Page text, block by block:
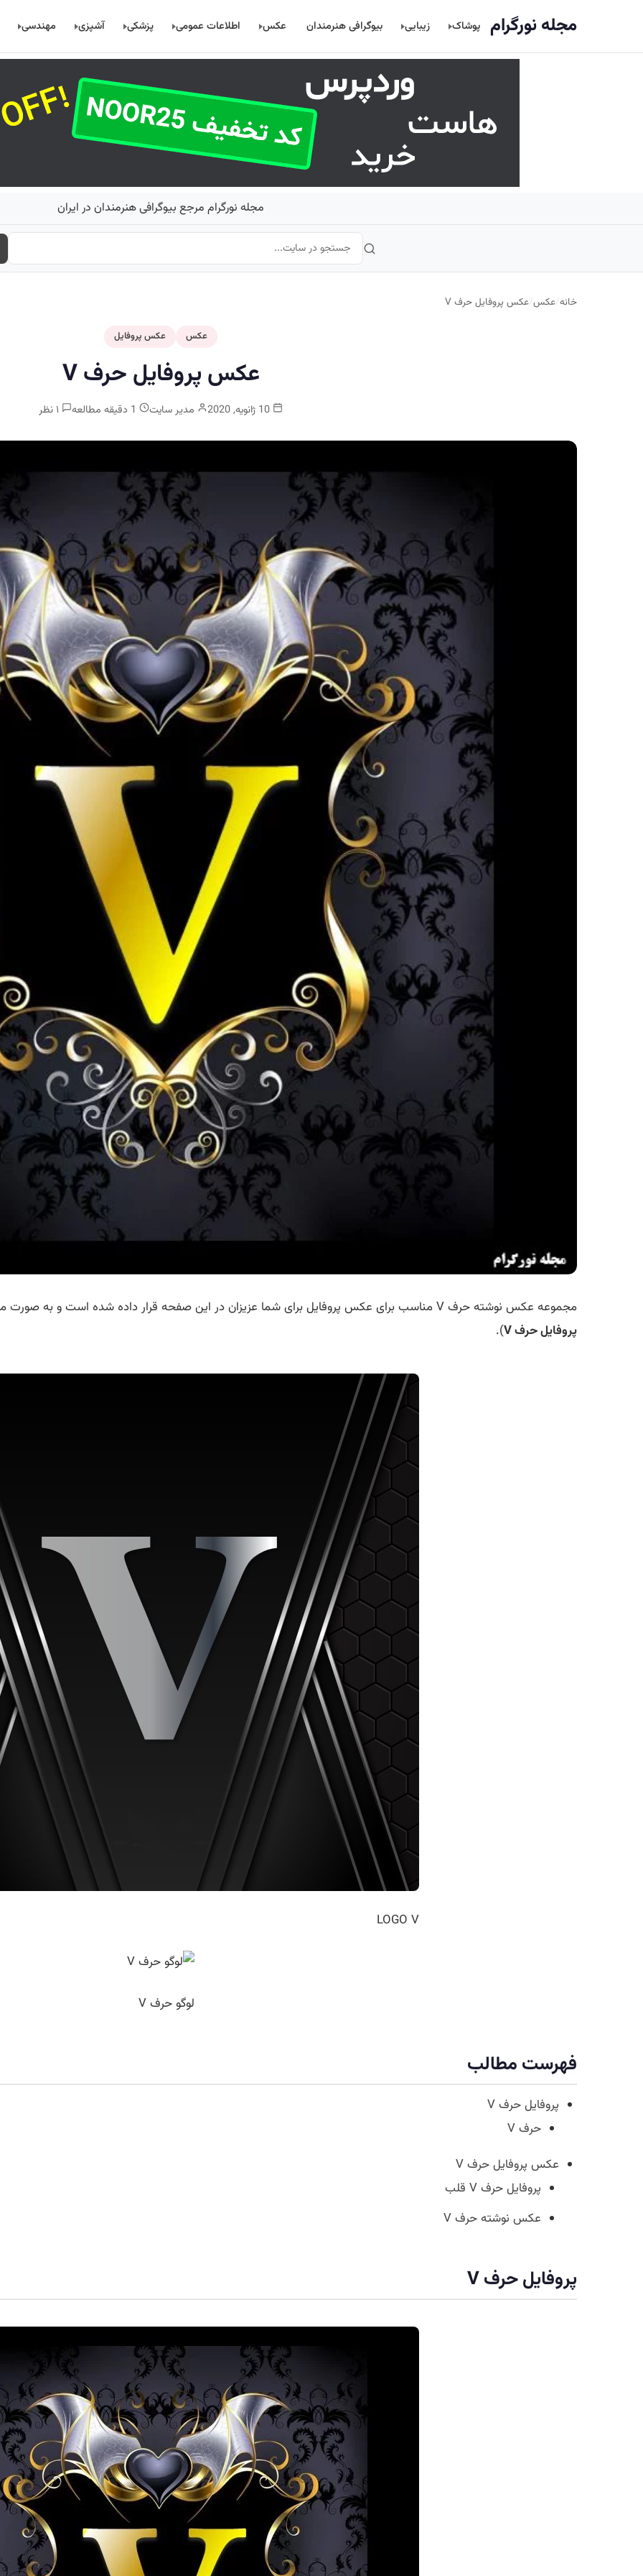
مجله نورگرام پوشاک زیبایی بیوگرافی هنرمندان عکس اطلاعات عمومی پزشکی آشپزی مهندسی
مجله نورگرام مرجع بیوگرافی هنرمندان در ایران
خانه/عکس/عکس پروفایل حرف V
عکس عکس پروفایل
عکس پروفایل حرف V
مدیر سایت
مجموعه عکس نوشته حرف V مناسب برای عکس پروفایل برای شما عزیزان در این صفحه قرار داده شده است و به صورت مستمر طرح های جدید اضافه خواهد شد (
پروفایل حرف V ).
LOGO V
لوگو حرف V
فهرست مطالب
پروفایل حرف V
حرف V
عکس پروفایل حرف V
پروفایل حرف V قلب
عکس نوشته حرف V
پروفایل حرف V